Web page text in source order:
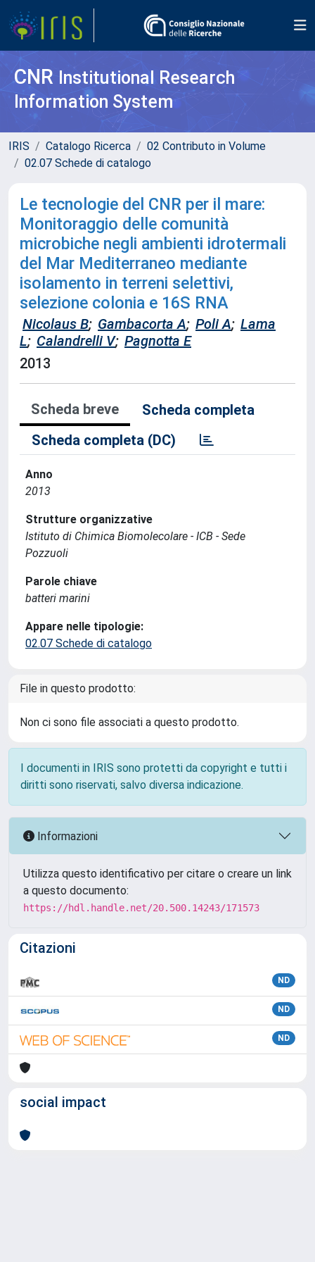
CNR Institutional Research
Information System
IRIS Catalogo Ricerca
02 Contributo in Volume
02.07 Schede di catalogo
Le tecnologie del CNR per il mare:
Monitoraggio delle comunità
microbiche negli ambienti idrotermali
del Mar Mediterraneo mediante
isolamento in terreni selettivi,
selezione colonia e 16S RNA
Nicolaus B; Gambacorta A; Poli A; Lama
L; Calandrelli V; Pagnotta E
2013
Scheda breve
Scheda completa
Scheda completa (DC)
Anno
2013
Strutture organizzative
Istituto di Chimica Biomolecolare - ICB - Sede
Pozzuoli
Parole chiave
batteri marini
Appare nelle tipologie:
02.07 Schede di catalogo
File in questo prodotto:
Non ci sono file associati a questo prodotto.
I documenti in IRIS sono protetti da copyright e tutti i
diritti sono riservati, salvo diversa indicazione.
Informazioni
Utilizza questo identificativo per citare o creare un link
a questo documento:
https://hdl.handle.net/20.500.14243/171573
Citazioni
ND
ND
ND
social impact